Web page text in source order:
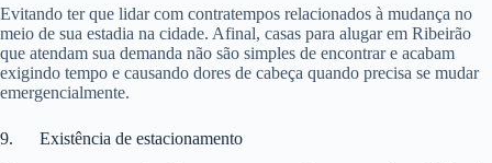
Evitando ter que lidar com contratempos relacionados à mudança no
meio de sua estadia na cidade. Afinal, casas para alugar em Ribeirão
que atendam sua demanda não são simples de encontrar e acabam
exigindo tempo e causando dores de cabeça quando precisa se mudar
emergencialmente.
9. Existência de estacionamento